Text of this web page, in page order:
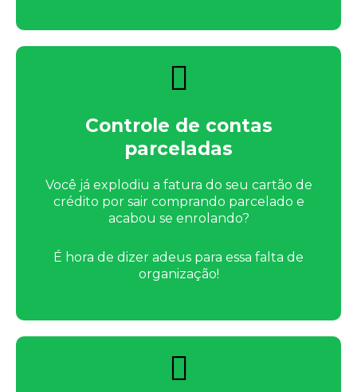
Controle de contas
parceladas
Você já explodiu a fatura do seu cartão de
crédito por sair comprando parcelado e
acabou se enrolando?
É hora de dizer adeus para essa falta de
organização!